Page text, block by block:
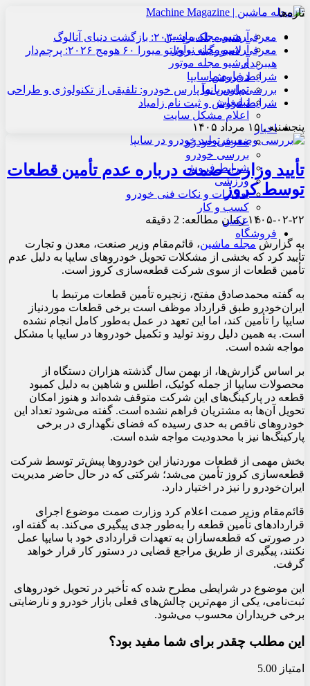
آرشیو مجله ماشین
آرشیو مجله نوآور
آرشیو مجله موتور
درباره ما
تماس با ما
تبلیغات
اعلام مشکل سایت
اخبار
معرفی خودرو
بررسی خودرو
شرایط فروش
ورزشی
تعمیرات و نکات فنی خودرو
کسب و کار
عکس
فروشگاه
تازه‌ها
معرفی هنسی بلک‌برد ۲۰۳۰: بازگشت دنیای آنالوگ
معرفی لامبورگینی روئلتو میورا ۶۰ هومج ۲۰۲۶: پرچم‌دار
هیبریدی
شرایط فروش سایپا
بررسی پارس نوآ پارس خودرو: تلفیقی از تکنولوژی و طراحی
شرایط فروش و ثبت نام زامیاد
پنجشنبه , ۱۵ مرداد ۱۴۰۵
تأیید وزارت صمت درباره عدم تأمین قطعات
توسط کروز
۱۴۰۵-۰۲-۲۲زمان مطالعه: 2 دقیقه
به گزارش مجله ماشین، قائم‌مقام وزیر صنعت، معدن و تجارت
تأیید کرد که بخشی از مشکلات تحویل خودروهای سایپا به دلیل عدم
تأمین قطعات از سوی شرکت قطعه‌سازی کروز است.
به گفته محمدصادق مفتح، زنجیره تأمین قطعات مرتبط با
ایران‌خودرو طبق قرارداد موظف است برخی قطعات موردنیاز
سایپا را تأمین کند، اما این تعهد در عمل به‌طور کامل انجام نشده
است. به همین دلیل روند تولید و تکمیل خودروها در سایپا با مشکل
مواجه شده است.
بر اساس گزارش‌ها، از بهمن سال گذشته هزاران دستگاه از
محصولات سایپا از جمله کوئیک، اطلس و شاهین به دلیل کمبود
قطعه در پارکینگ‌های این شرکت متوقف شده‌اند و هنوز امکان
تحویل آن‌ها به مشتریان فراهم نشده است. گفته می‌شود تعداد این
خودروهای ناقص به حدی رسیده که فضای نگهداری در برخی
پارکینگ‌ها نیز با محدودیت مواجه شده است.
بخش مهمی از قطعات موردنیاز این خودروها پیش‌تر توسط شرکت
قطعه‌سازی کروز تأمین می‌شد؛ شرکتی که در حال حاضر مدیریت
ایران‌خودرو را نیز در اختیار دارد.
قائم‌مقام وزیر صمت اعلام کرد وزارت صمت موضوع اجرای
قراردادهای تأمین قطعه را به‌طور جدی پیگیری می‌کند. به گفته او،
در صورتی که قطعه‌سازان به تعهدات قراردادی خود با سایپا عمل
نکنند، پیگیری از طریق مراجع قضایی در دستور کار قرار خواهد
گرفت.
این موضوع در شرایطی مطرح شده که تأخیر در تحویل خودروهای
ثبت‌نامی، یکی از مهم‌ترین چالش‌های فعلی بازار خودرو و نارضایتی
برخی خریداران محسوب می‌شود.
این مطلب چقدر برای شما مفید بود؟
امتیاز 5.00